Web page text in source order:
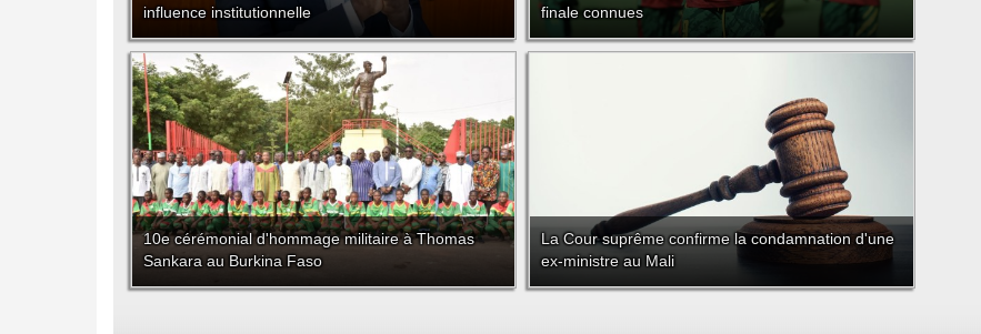
influence institutionnelle
finale connues
10e cérémonial d'hommage militaire à Thomas
Sankara au Burkina Faso
La Cour suprême confirme la condamnation d'une
ex-ministre au Mali